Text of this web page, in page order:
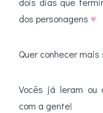
dos personagens ♥
Quer conhecer
Vocês já leram ou
com a gente!